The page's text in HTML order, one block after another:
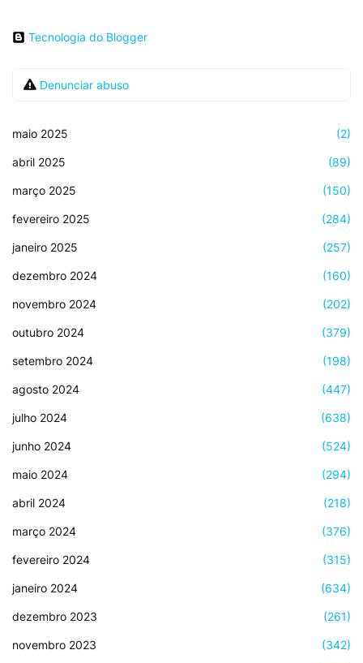
Tecnologia do Blogger
Denunciar abuso
maio 2025 (2)
abril 2025 (89)
março 2025 (150)
fevereiro 2025 (284)
janeiro 2025 (257)
dezembro 2024 (160)
novembro 2024 (202)
outubro 2024 (379)
setembro 2024 (198)
agosto 2024 (447)
julho 2024 (638)
junho 2024 (524)
maio 2024 (294)
abril 2024 (218)
março 2024 (376)
fevereiro 2024 (315)
janeiro 2024 (634)
dezembro 2023 (261)
novembro 2023 (342)